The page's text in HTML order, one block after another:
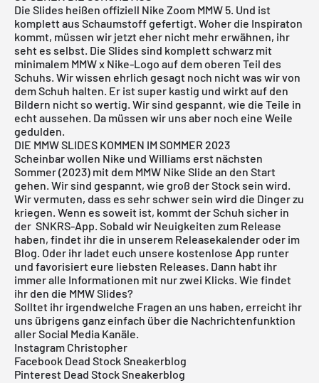
Die Slides heißen offiziell Nike Zoom MMW 5. Und ist
komplett aus Schaumstoff gefertigt. Woher die Inspiraton
kommt, müssen wir jetzt eher nicht mehr erwähnen, ihr
seht es selbst. Die Slides sind komplett schwarz mit
minimalem MMW x Nike-Logo auf dem oberen Teil des
Schuhs. Wir wissen ehrlich gesagt noch nicht was wir von
dem Schuh halten. Er ist super kastig und wirkt auf den
Bildern nicht so wertig. Wir sind gespannt, wie die Teile in
echt aussehen. Da müssen wir uns aber noch eine Weile
gedulden.
DIE MMW SLIDES KOMMEN IM SOMMER 2023
Scheinbar wollen Nike und Williams erst nächsten
Sommer (2023) mit dem MMW Nike Slide an den Start
gehen. Wir sind gespannt, wie groß der Stock sein wird.
Wir vermuten, dass es sehr schwer sein wird die Dinger zu
kriegen. Wenn es soweit ist, kommt der Schuh sicher in
der SNKRS-App. Sobald wir Neuigkeiten zum Release
haben, findet ihr die in unserem Releasekalender oder im
Blog. Oder ihr ladet euch unsere kostenlose App runter
und favorisiert eure liebsten Releases. Dann habt ihr
immer alle Informationen mit nur zwei Klicks. Wie findet
ihr den die MMW Slides?
Solltet ihr irgendwelche Fragen an uns haben, erreicht ihr
uns übrigens ganz einfach über die Nachrichtenfunktion
aller Social Media Kanäle.
Instagram Christopher
Facebook Dead Stock Sneakerblog
Pinterest Dead Stock Sneakerblog